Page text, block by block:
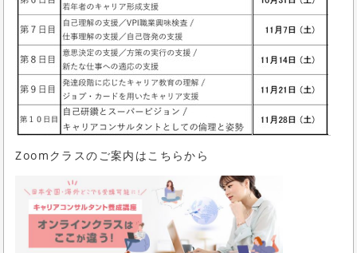
Zoomクラスのご案内はこちらから